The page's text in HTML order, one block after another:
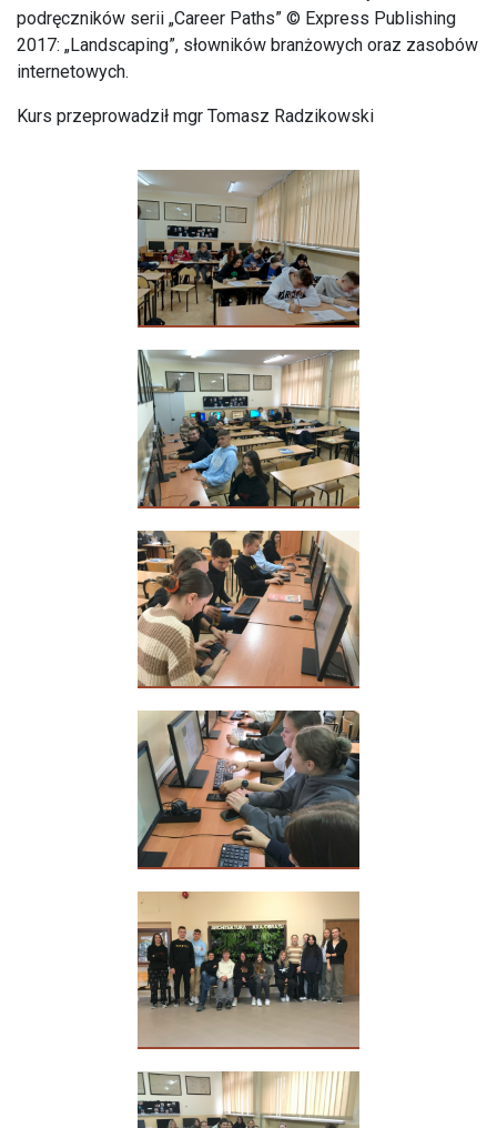
podręczników serii „Career Paths” © Express Publishing
2017: „Landscaping”, słowników branżowych oraz zasobów
internetowych.
Kurs przeprowadził mgr Tomasz Radzikowski